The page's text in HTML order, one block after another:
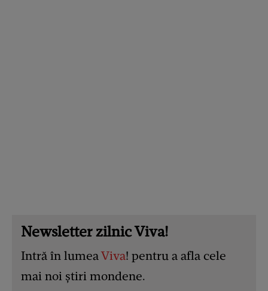
Newsletter zilnic Viva!
Intră în lumeaViva! pentru a afla cele
mai noi știri mondene.